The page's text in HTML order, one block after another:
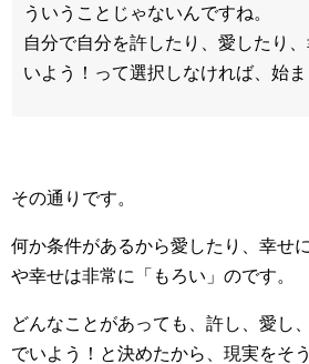
ういうことじゃないんですね。
自分で自分を許したり、愛したり
いよう！って選択しなければ、始ま
その通りです。
何か条件があるから愛したり、幸せ
や幸せは非常に「もろい」のです。
どんなことがあっても、許し、愛し
でいよう！と決めたから、現実をそ